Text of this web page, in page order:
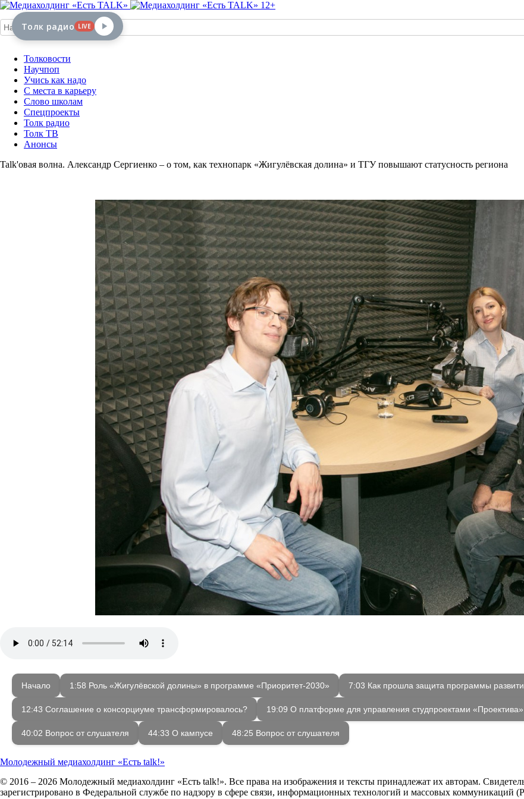
12+
Толковости
Научпоп
Учись как надо
С места в карьеру
Слово школам
Спецпроекты
Толк радио
Толк ТВ
Анонсы
Talk'овая волна. Александр Сергиенко – о том, как технопарк «Жигулёвская долина» и ТГУ повышают статусность региона
Начало 1:58 Роль «Жигулёвской долины» в программе «Приоритет-2030» 7:03 Как прошла защита программы
12:43 Соглашение о консорциуме трансформировалось? 19:09 О платформе для управления студпроектами «Проектива»
40:02 Вопрос от слушателя 44:33 О кампусе 48:25 Вопрос от слушателя
Молодежный медиахолдинг «Есть talk!»
© 2016 – 2026 Молодежный медиахолдинг «Есть talk!». Все права на изображения и тексты принадлежат их авторам.
зарегистрировано в Федеральной службе по надзору в сфере связи, информационных технологий и массовых коммуникаций
Толк радио LIVE